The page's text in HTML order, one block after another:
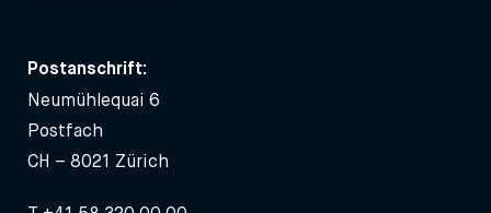
Postanschrift:
Neumühlequai 6
Postfach
CH – 8021 Zürich